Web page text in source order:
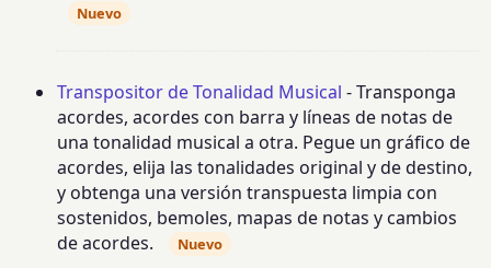
Nuevo
Transpositor de Tonalidad Musical - Transponga
acordes, acordes con barra y líneas de notas de
una tonalidad musical a otra. Pegue un gráfico de
acordes, elija las tonalidades original y de destino,
y obtenga una versión transpuesta limpia con
sostenidos, bemoles, mapas de notas y cambios
de acordes.
Nuevo